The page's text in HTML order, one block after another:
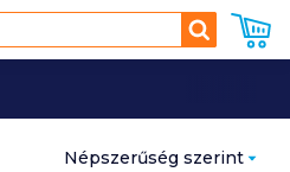
Keresés
Népszerűség szerint